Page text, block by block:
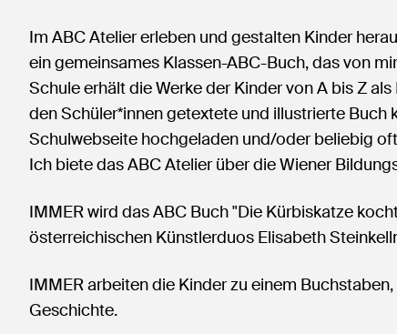
Im ABC Atelier erleben und gestalten Kinder
ein gemeinsames Klassen-ABC-Buch, das von
Schule erhält die Werke der Kinder von A bis Z
den Schüler*innen getextete und illustrierte Buch
Schulwebseite hochgeladen und/oder beliebig
Ich biete das ABC Atelier über die Wiener
IMMER wird das ABC Buch "Die Kürbiskatze
österreichischen Künstlerduos Elisabeth
IMMER arbeiten die Kinder zu einem
Geschichte.